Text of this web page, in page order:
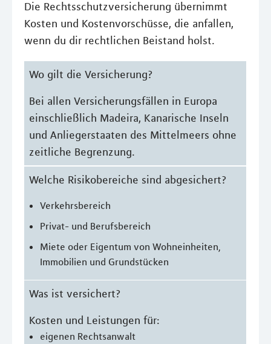
Die Rechtsschutzversicherung übernimmt
Kosten und Kostenvorschüsse, die anfallen,
wenn du dir rechtlichen Beistand holst.
Wo gilt die Versicherung?
Bei allen Versicherungsfällen in Europa
einschließlich Madeira, Kanarische Inseln
und Anliegerstaaten des Mittelmeers ohne
zeitliche Begrenzung.
Welche Risikobereiche sind abgesichert?
Verkehrsbereich
Privat- und Berufsbereich
Miete oder Eigentum von Wohneinheiten,
Immobilien und Grundstücken
Was ist versichert?
Kosten und Leistungen für:
eigenen Rechtsanwalt